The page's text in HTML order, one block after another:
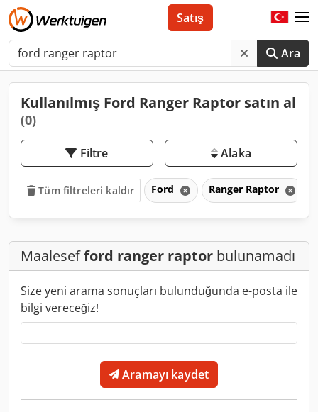
Ara
Satış
Kullanılmış Ford Ranger Raptor satın al
(0)
Filtre Alaka
Tüm filtreleri kaldır Ford Ranger Raptor
Maalesefford ranger raptor bulunamadı
Size yeni arama sonuçları bulunduğunda e-posta ile
bilgi vereceğiz!
Aramayı kaydet